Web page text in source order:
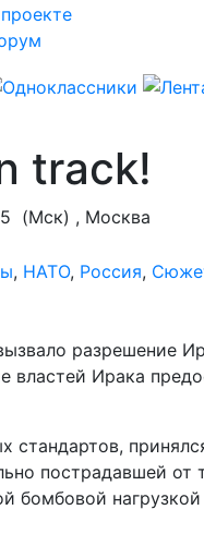
track!
(Мск) , Москва
, НАТО, Россия,
разрешение
властей Ирака
пострадавшей
бомбовой